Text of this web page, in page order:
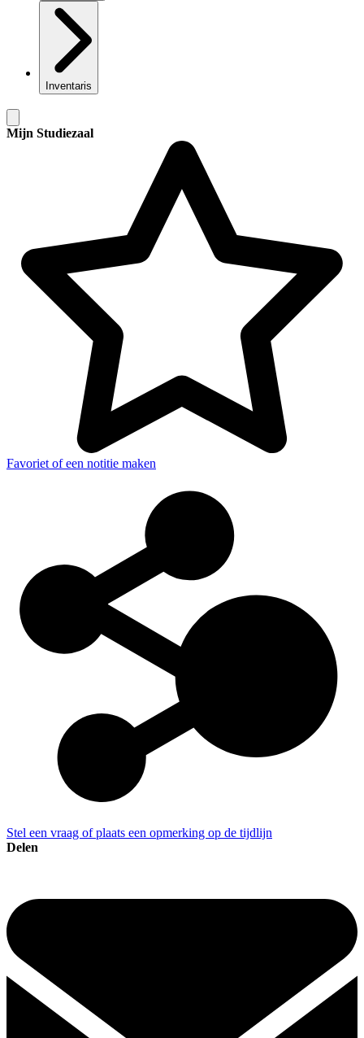
Inventaris
Mijn Studiezaal
Favoriet of een notitie maken
Stel een vraag of plaats een opmerking op de tijdlijn
Delen